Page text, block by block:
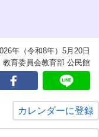
年（令和8年）5月20日
育委員会教育部 公民館
カレンダーに登録